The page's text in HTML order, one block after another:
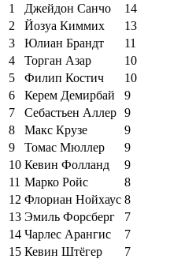
1
Джейдон Санчо
14
2
Йозуа Киммих
13
3
Юлиан Брандт
11
4
Торган Азар
10
5
Филип Костич
10
6
Керем Демирбай
9
7
Себастьен Аллер 9
8
Макс Крузе
9
9
Томас Мюллер
9
10 Кевин Фолланд
9
11 Марко Ройс
8
12 Флориан Нойхаус 8
13 Эмиль Форсберг
7
14 Чарлес Арангис
7
15 Кевин Штёгер 7